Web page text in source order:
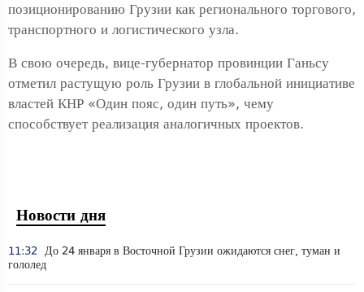
позиционированию Грузии как регионального торгового,
транспортного и логистического узла.
В свою очередь, вице-губернатор провинции Ганьсу
отметил растущую роль Грузии в глобальной инициативе
властей КНР «Один пояс, один путь», чему
способствует реализация аналогичных проектов.
Новости дня
11:32
До 24 января в Восточной Грузии ожидаются снег, туман и
гололед